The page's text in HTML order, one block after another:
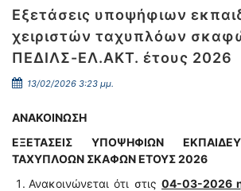
Εξετάσεις υποψήφιων
χειριστών ταχυπλόων
ΠΕΔΙΛΣ-ΕΛ.ΑΚΤ. έτους 2026
13/02/2026 3:23 μμ.
ΑΝΑΚΟΙΝΩΣΗ
ΕΞΕΤΑΣΕΙΣ ΥΠΟΨΗΦΙΩΝ
ΤΑΧΥΠΛΟΩΝ ΣΚΑΦΩΝ ΕΤΟΥΣ 2026
Ανακοινώνεται ότι στις 04-03-2026